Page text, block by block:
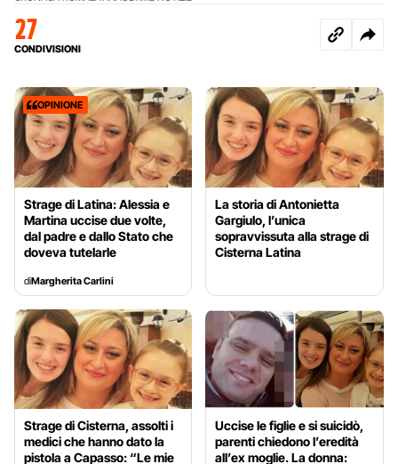
27
CONDIVISIONI
OPINIONE
Strage di Latina: Alessia e
Martina uccise due volte,
dal padre e dallo Stato che
doveva tutelarle
diMargherita Carlini
La storia di Antonietta
Gargiulo, l’unica
sopravvissuta alla strage di
Cisterna Latina
Strage di Cisterna, assolti i
medici che hanno dato la
pistola a Capasso: “Le mie
Uccise le figlie e si suicidò,
parenti chiedono l’eredità
all’ex moglie. La donna: